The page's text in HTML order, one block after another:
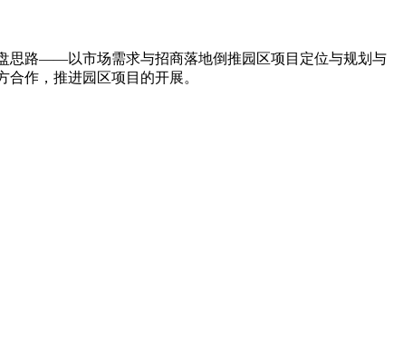
思路——以市场需求与招商落地倒推园区项目定位与规划与
作，推进园区项目的开展。